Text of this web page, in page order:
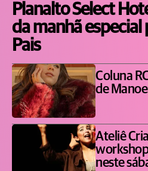
Planalto Select
da manhã especial
Pais
Coluna
de
Ateliê
neste